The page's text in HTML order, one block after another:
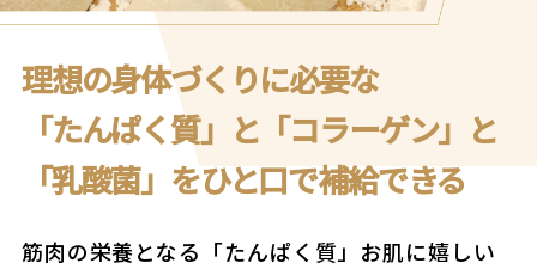
理想の身体づくりに必要な
「たんぱく質」と「コラーゲン」と
「乳酸菌」をひと口で補給できる
筋肉の栄養となる「たんぱく質」お肌に嬉しい